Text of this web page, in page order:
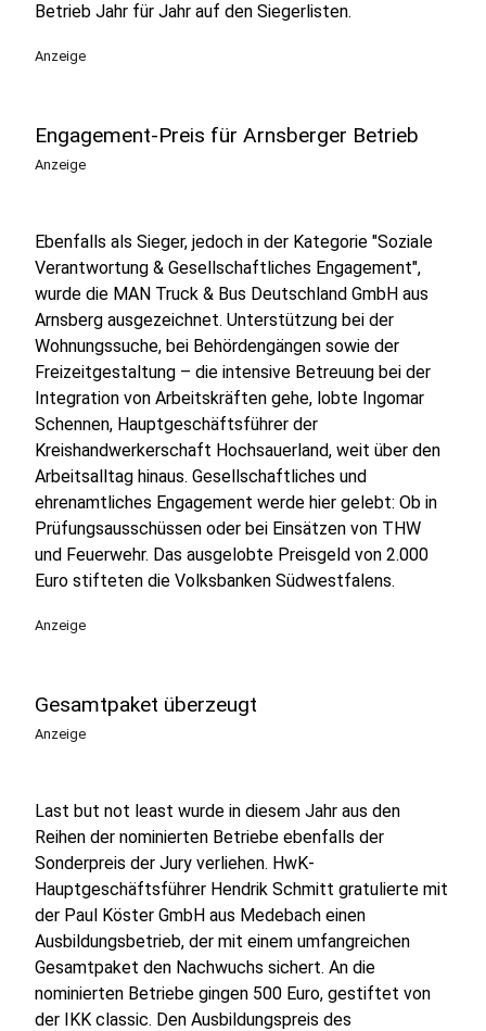
Betrieb Jahr für Jahr auf den Siegerlisten.
Anzeige
Engagement-Preis für Arnsberger Betrieb
Anzeige
Ebenfalls als Sieger, jedoch in der Kategorie "Soziale
Verantwortung & Gesellschaftliches Engagement",
wurde die MAN Truck & Bus Deutschland GmbH aus
Arnsberg ausgezeichnet. Unterstützung bei der
Wohnungssuche, bei Behördengängen sowie der
Freizeitgestaltung – die intensive Betreuung bei der
Integration von Arbeitskräften gehe, lobte Ingomar
Schennen, Hauptgeschäftsführer der
Kreishandwerkerschaft Hochsauerland, weit über den
Arbeitsalltag hinaus. Gesellschaftliches und
ehrenamtliches Engagement werde hier gelebt: Ob in
Prüfungsausschüssen oder bei Einsätzen von THW
und Feuerwehr. Das ausgelobte Preisgeld von 2.000
Euro stifteten die Volksbanken Südwestfalens.
Anzeige
Gesamtpaket überzeugt
Anzeige
Last but not least wurde in diesem Jahr aus den
Reihen der nominierten Betriebe ebenfalls der
Sonderpreis der Jury verliehen. HwK-
Hauptgeschäftsführer Hendrik Schmitt gratulierte mit
der Paul Köster GmbH aus Medebach einen
Ausbildungsbetrieb, der mit einem umfangreichen
Gesamtpaket den Nachwuchs sichert. An die
nominierten Betriebe gingen 500 Euro, gestiftet von
der IKK classic. Den Ausbildungspreis des